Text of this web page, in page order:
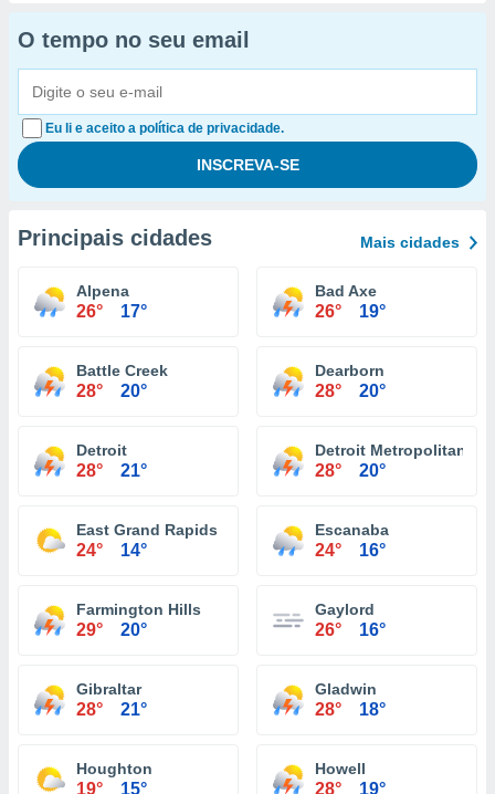
O tempo no seu email
Eu li e aceito a política de privacidade.
Principais cidades Mais cidades
Alpena
26° 17°
Bad Axe
26° 19°
Battle Creek
28° 20°
Dearborn
28° 20°
Detroit
28° 21°
Detroit Metropolitan
28° 20°
East Grand Rapids
24° 14°
Escanaba
24° 16°
Farmington Hills
29° 20°
Gaylord
26° 16°
Gibraltar
28° 21°
Gladwin
28° 18°
Houghton
19° 15°
Howell
28° 19°